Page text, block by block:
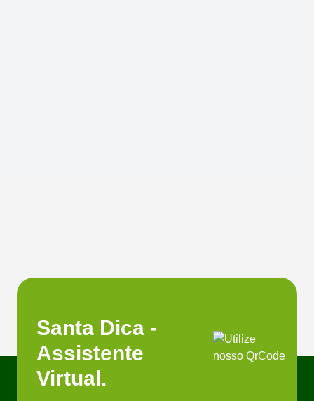
Santa Dica -
Assistente
Virtual.